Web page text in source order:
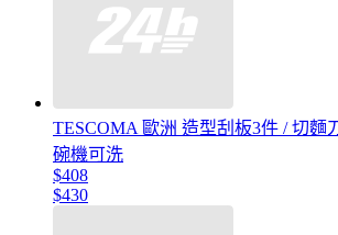
TESCOMA 歐洲 造型刮板3件 / 切麵
碗機可洗
$408
$430